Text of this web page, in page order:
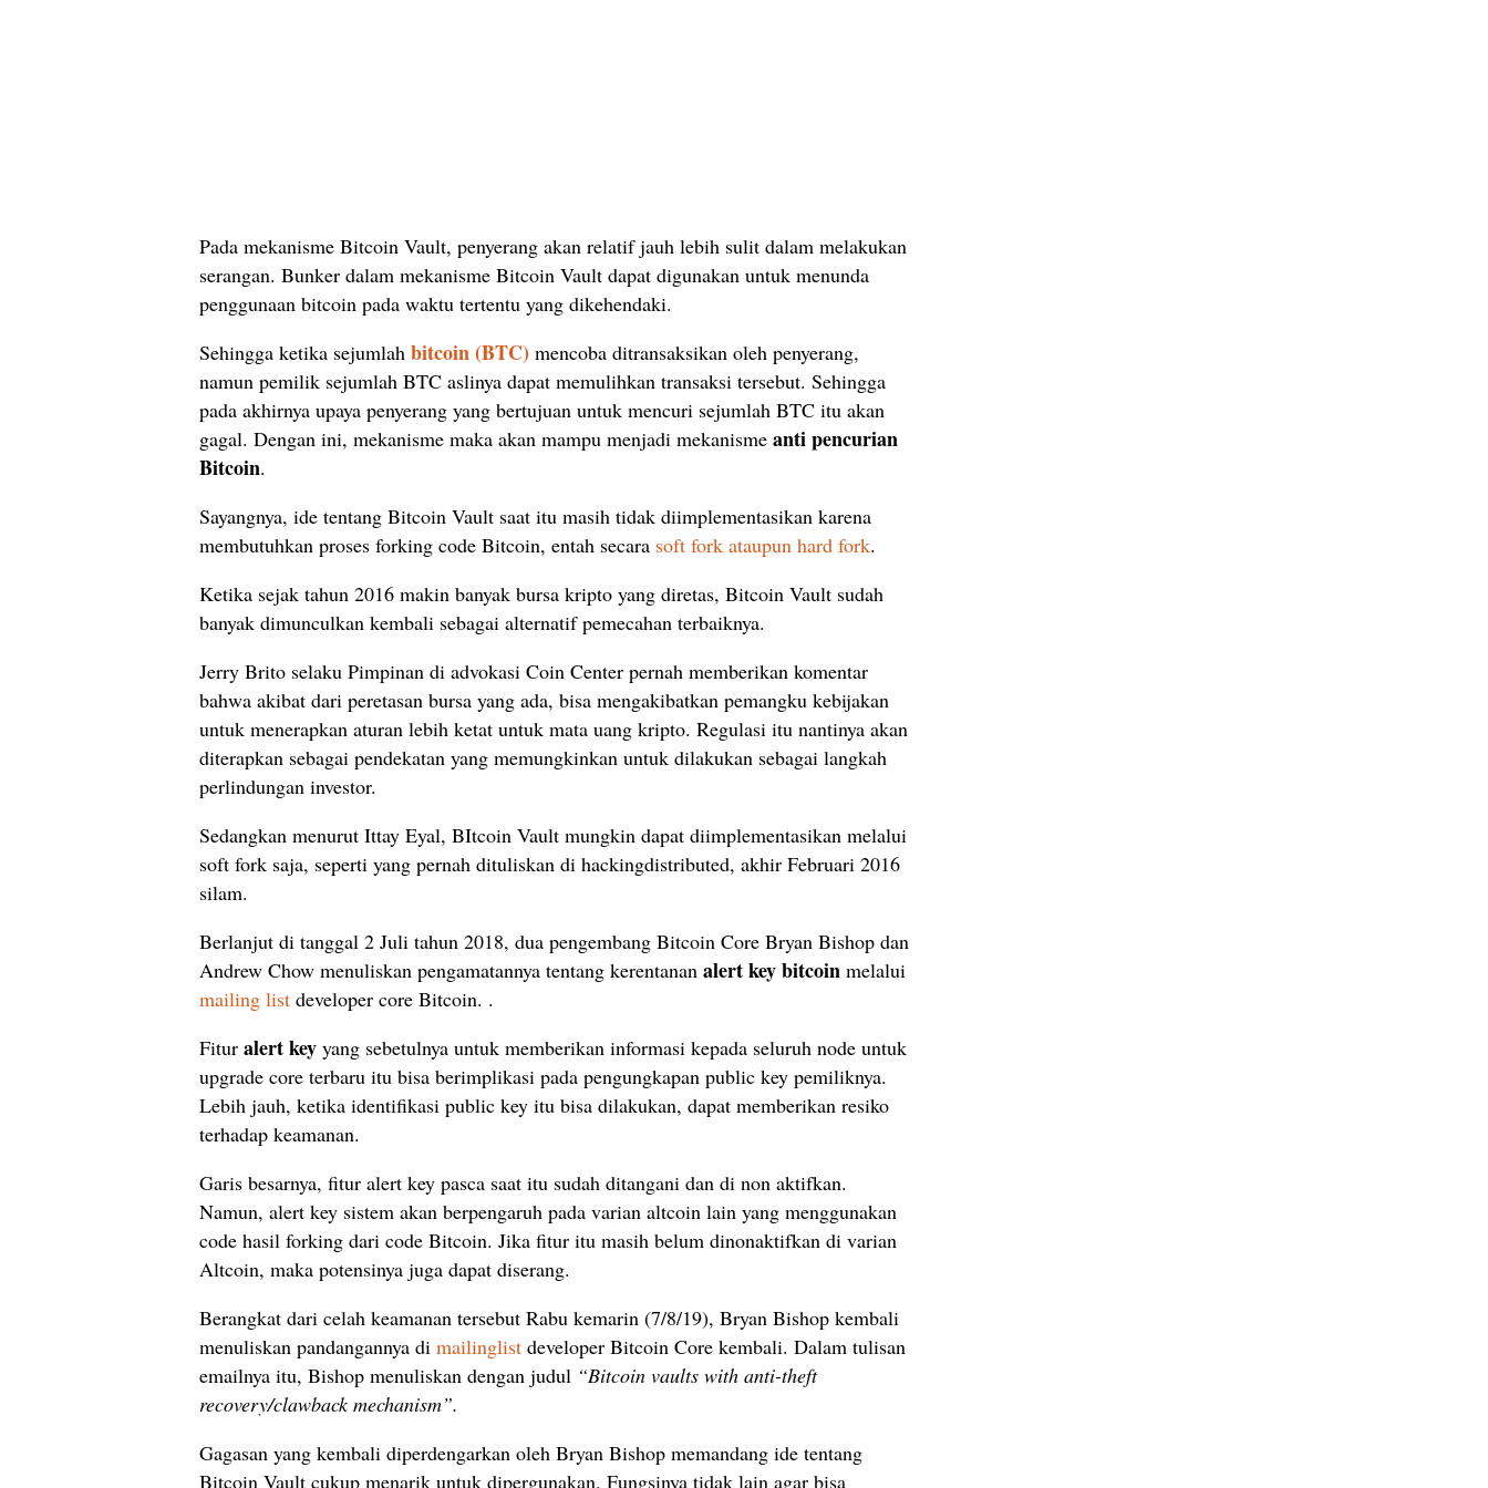
Pada mekanisme Bitcoin Vault, penyerang akan relatif jauh lebih sulit dalam melakukan
serangan. Bunker dalam mekanisme Bitcoin Vault dapat digunakan untuk menunda
penggunaan bitcoin pada waktu tertentu yang dikehendaki.
Sehingga ketika sejumlah bitcoin (BTC) mencoba ditransaksikan oleh penyerang,
namun pemilik sejumlah BTC aslinya dapat memulihkan transaksi tersebut. Sehingga
pada akhirnya upaya penyerang yang bertujuan untuk mencuri sejumlah BTC itu akan
gagal. Dengan ini, mekanisme maka akan mampu menjadi mekanisme anti pencurian
Bitcoin.
Sayangnya, ide tentang Bitcoin Vault saat itu masih tidak diimplementasikan karena
membutuhkan proses forking code Bitcoin, entah secara soft fork ataupun hard fork.
Ketika sejak tahun 2016 makin banyak bursa kripto yang diretas, Bitcoin Vault sudah
banyak dimunculkan kembali sebagai alternatif pemecahan terbaiknya.
Jerry Brito selaku Pimpinan di advokasi Coin Center pernah memberikan komentar
bahwa akibat dari peretasan bursa yang ada, bisa mengakibatkan pemangku kebijakan
untuk menerapkan aturan lebih ketat untuk mata uang kripto. Regulasi itu nantinya akan
diterapkan sebagai pendekatan yang memungkinkan untuk dilakukan sebagai langkah
perlindungan investor.
Sedangkan menurut Ittay Eyal, BItcoin Vault mungkin dapat diimplementasikan melalui
soft fork saja, seperti yang pernah dituliskan di hackingdistributed, akhir Februari 2016
silam.
Berlanjut di tanggal 2 Juli tahun 2018, dua pengembang Bitcoin Core Bryan Bishop dan
Andrew Chow menuliskan pengamatannya tentang kerentanan alert key bitcoin melalui
mailing list developer core Bitcoin. .
Fitur alert key yang sebetulnya untuk memberikan informasi kepada seluruh node untuk
upgrade core terbaru itu bisa berimplikasi pada pengungkapan public key pemiliknya.
Lebih jauh, ketika identifikasi public key itu bisa dilakukan, dapat memberikan resiko
terhadap keamanan.
Garis besarnya, fitur alert key pasca saat itu sudah ditangani dan di non aktifkan.
Namun, alert key sistem akan berpengaruh pada varian altcoin lain yang menggunakan
code hasil forking dari code Bitcoin. Jika fitur itu masih belum dinonaktifkan di varian
Altcoin, maka potensinya juga dapat diserang.
Berangkat dari celah keamanan tersebut Rabu kemarin (7/8/19), Bryan Bishop kembali
menuliskan pandangannya di mailinglist developer Bitcoin Core kembali. Dalam tulisan
emailnya itu, Bishop menuliskan dengan judul “Bitcoin vaults with anti-theft
recovery/clawback mechanism”.
Gagasan yang kembali diperdengarkan oleh Bryan Bishop memandang ide tentang
Bitcoin Vault cukup menarik untuk dipergunakan. Fungsinya tidak lain agar bisa